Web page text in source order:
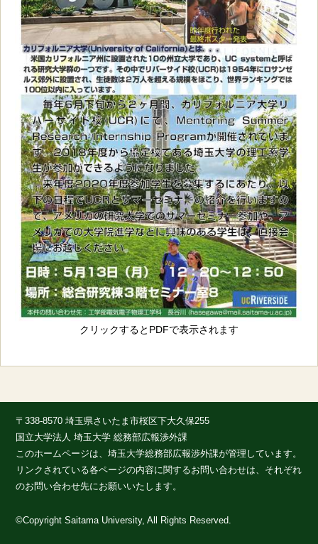
クリックするとPDFで表示されます
このホームページは、埼玉大学総務部広報渉外課が管理しています。
リンクされている各ページの内容に関するお問い合わせは、それぞれ
のお問い合わせ先にお願いいたします。
©Copyright Saitama University, All Rights Reserved.
〒338-8570 埼玉県さいたま市桜区下大久保255
国立大学法人 埼玉大学 総務部広報渉外課